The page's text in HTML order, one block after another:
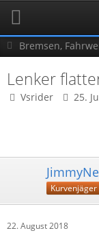
Bremsen,
Lenker
Vsrider 25.
Kurvenjäger
22. August 2018